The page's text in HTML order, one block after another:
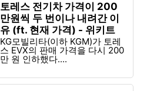
토레스 전기차 가격이 200
만원씩 두 번이나 내려간 이
유 (ft. 현재 가격) - 위키트
리
KG모빌리타(이하 KGM)가 토레
스 EVX의 판매 가격을 다시 200
만 원 인하했다....